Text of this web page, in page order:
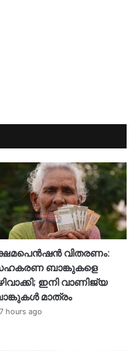
വിതരണം:
ബാങ്കുകളെ
ഇനി വാണിജ്യ
മാത്രം
7 hours ago